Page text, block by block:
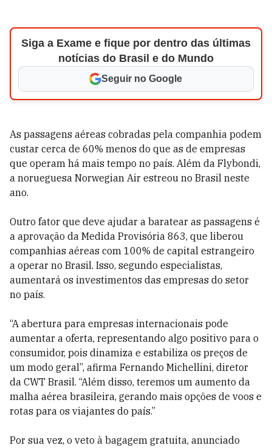
Siga a Exame e fique por dentro das últimas
notícias do Brasil e do Mundo
Seguir no Google
As passagens aéreas cobradas pela companhia podem
custar cerca de 60% menos do que as de empresas
que operam há mais tempo no país. Além da Flybondi,
a norueguesa Norwegian Air estreou no Brasil neste
ano.
Outro fator que deve ajudar a baratear as passagens é
a aprovação da Medida Provisória 863, que liberou
companhias aéreas com 100% de capital estrangeiro
a operar no Brasil. Isso, segundo especialistas,
aumentará os investimentos das empresas do setor
no país.
“A abertura para empresas internacionais pode
aumentar a oferta, representando algo positivo para o
consumidor, pois dinamiza e estabiliza os preços de
um modo geral”, afirma Fernando Michellini, diretor
da CWT Brasil. “Além disso, teremos um aumento da
malha aérea brasileira, gerando mais opções de voos e
rotas para os viajantes do país.”
Por sua vez, o veto à bagagem gratuita, anunciado